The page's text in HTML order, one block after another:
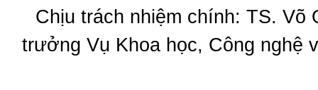
Chịu trách nhiệm chính: TS.
trưởng Vụ Khoa học, Công nghệ